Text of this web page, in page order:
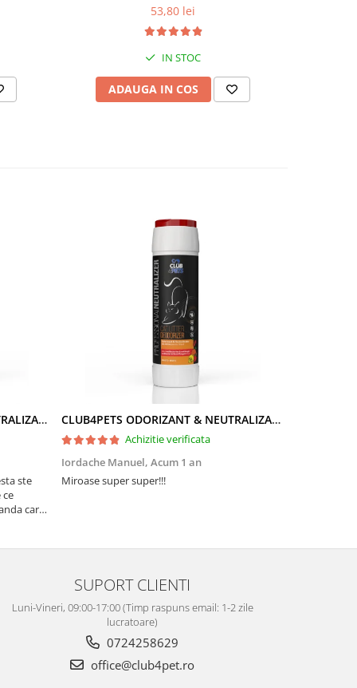
53,80 lei
IN STOC
ADAUGA IN COS
CLUB4PETS ODORIZANT & NEUTRALIZATOR DE MIROS PENTRU LITIERĂ, CU AROMĂ DE LAVANDĂ, 500g
ste
care
CLUB4PETS ODORIZANT & NEUTRALIZATOR DE MIROS PENTRU LITIERĂ, CU AROMĂ DE FRUCTE, 500g
Achizitie verificata
Iordache Manuel, Acum 1 an
Miroase super super!!!
SUPORT CLIENTI
Luni-Vineri, 09:00-17:00 (Timp raspuns email: 1-2 zile
lucratoare)
0724258629
office@club4pet.ro